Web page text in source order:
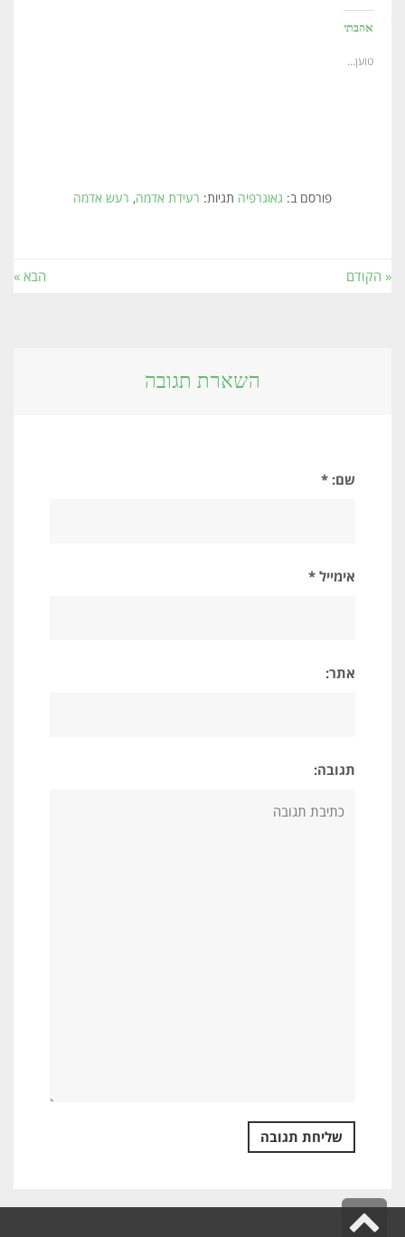
אהבתי
טוען...
פורסם ב: גאוגרפיה תגיות: רעידת אדמה, רעש אדמה
« הקודם הבא »
השארת תגובה
שם: *
אימייל *
אתר:
תגובה:
גלילה